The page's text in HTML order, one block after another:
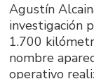
Agustín
investigación
1.700
nombre
operativo